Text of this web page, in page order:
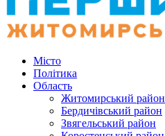
Місто
Політика
Область
Житомирський район
Бердичівський район
Звягельський район